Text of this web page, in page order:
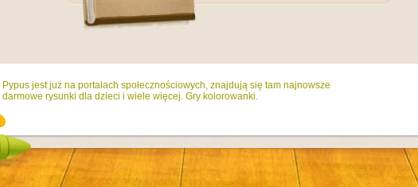
Pypus jest już na portalach społecznościowych, znajdują się tam najnowsze
darmowe rysunki dla dzieci i wiele więcej. Gry kolorowanki.